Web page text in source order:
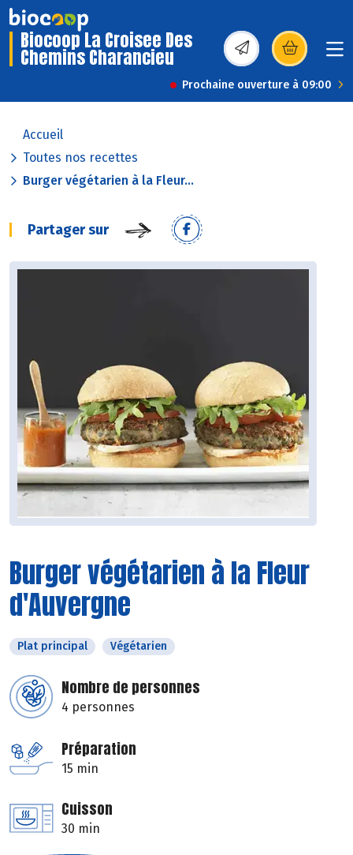
Biocoop La Croisee Des
Chemins Charancieu (s’ouvre dans une
Prochaine ouverture à 09:00
Accueil
Toutes nos recettes
Burger végétarien à la Fleur...
Partager sur
Burger végétarien à la Fleur
d'Auvergne
Plat principal Végétarien
Nombre de personnes
4 personnes
Préparation
15 min
Cuisson
30 min